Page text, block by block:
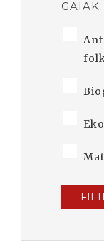
GAIAK